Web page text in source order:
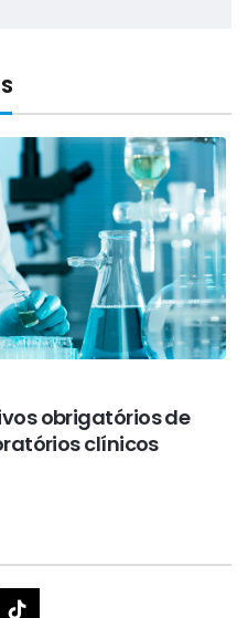
obrigatórios de
clínicos